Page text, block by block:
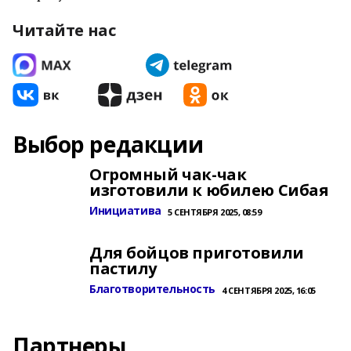
Читайте нас
Выбор редакции
Огромный чак-чак
изготовили к юбилею Сибая
Инициатива 5 СЕНТЯБРЯ 2025, 08:59
Для бойцов приготовили
пастилу
Благотворительность 4 СЕНТЯБРЯ 2025, 16:05